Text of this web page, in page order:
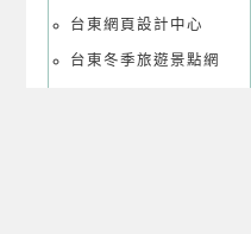
台東網頁設計中心
台東冬季旅遊景點網